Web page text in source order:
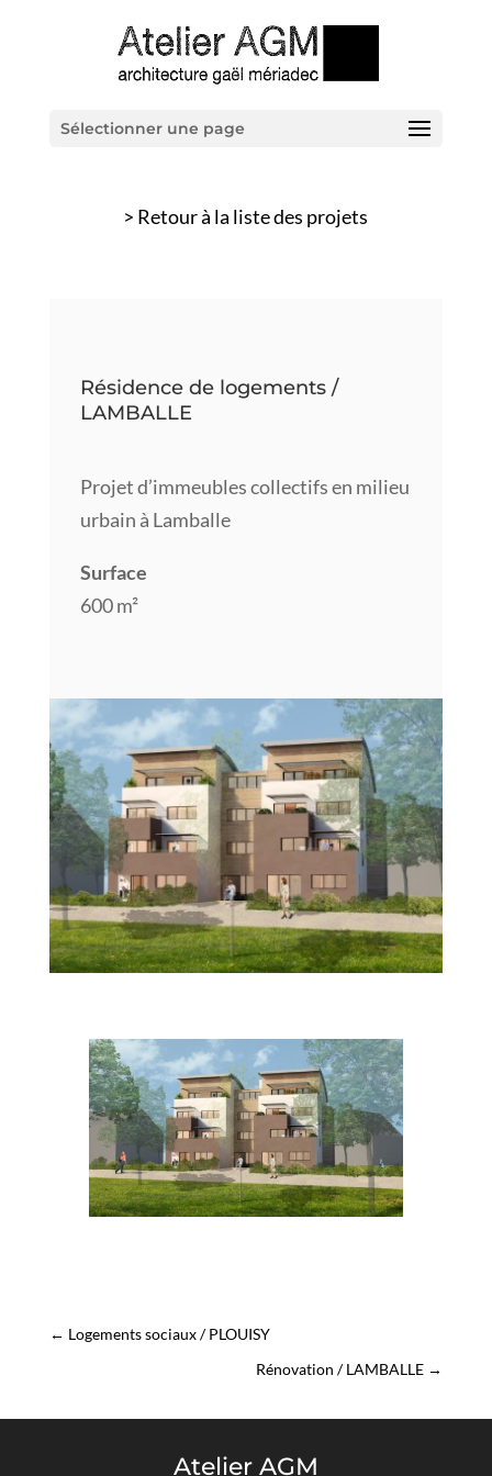
Sélectionner une page
> Retour à la liste des projets
Résidence de logements /
LAMBALLE
Projet d’immeubles collectifs en milieu
urbain à Lamballe
Surface
600 m²
← Logements sociaux / PLOUISY
Rénovation / LAMBALLE →
Atelier AGM